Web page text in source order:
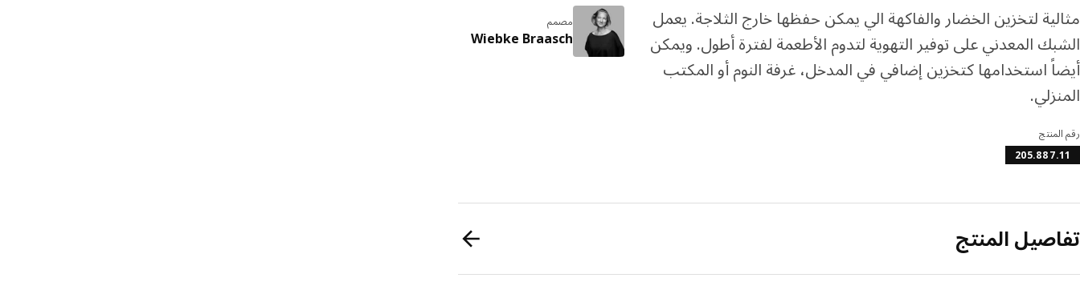
مثالية لتخزين الخضار والفاكهة الي يمكن حفظها خارج الثلاجة. يعمل
الشبك المعدني على توفير التهوية لتدوم الأطعمة لفترة أطول. ويمكن
أيضاً استخدامها كتخزين إضافي في المدخل، غرفة النوم أو المكتب
المنزلي.
مصمم
Wiebke Braasch
رقم المنتج
205.887.11
تفاصيل المنتج